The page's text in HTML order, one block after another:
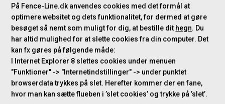
På Fence-Line.dk anvendes cookies med det formål at
optimere websitet og dets funktionalitet, for dermed at gøre
besøget så nemt som muligt for dig, at bestille dit hegn. Du
har altid mulighed for at slette cookies fra din computer. Det
kan fx gøres på følgende måde:
I Internet Explorer 8 slettes cookies under menuen
"Funktioner" -> "Internetindstillinger" -> under punktet
browserdata trykkes på slet. Herefter kommer der en fane,
hvor man kan sætte flueben i ’slet cookies’ og trykke på ’slet’.